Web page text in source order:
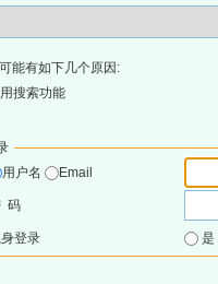
能有如下几个原因:
搜索功能
用户名
Email
码
登录